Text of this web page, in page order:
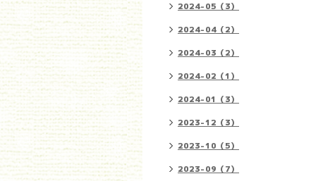
2024-05（3）
2024-04（2）
2024-03（2）
2024-02（1）
2024-01（3）
2023-12（3）
2023-10（5）
2023-09（7）